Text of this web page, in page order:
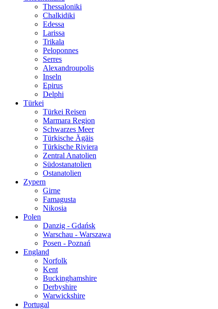
Thessaloniki
Chalkidiki
Edessa
Larissa
Trikala
Peloponnes
Serres
Alexandroupolis
Inseln
Epirus
Delphi
Türkei
Türkei Reisen
Marmara Region
Schwarzes Meer
Türkische Ägäis
Türkische Riviera
Zentral Anatolien
Südostanatolien
Ostanatolien
Zypern
Girne
Famagusta
Nikosia
Polen
Danzig - Gdańsk
Warschau - Warszawa
Posen - Poznań
England
Norfolk
Kent
Buckinghamshire
Derbyshire
Warwickshire
Portugal